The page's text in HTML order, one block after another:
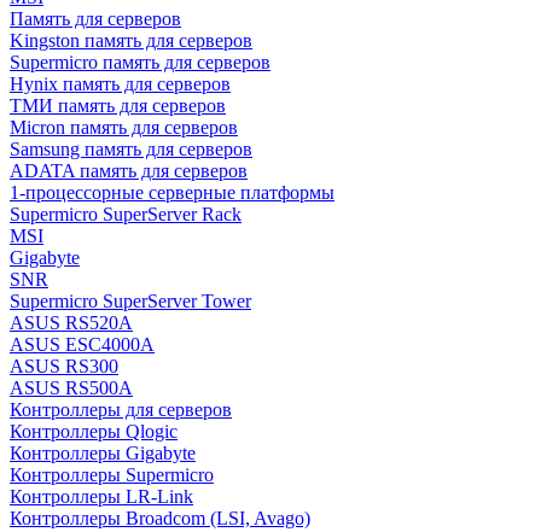
Память для серверов
Kingston память для серверов
Supermicro память для серверов
Hynix память для серверов
ТМИ память для серверов
Micron память для серверов
Samsung память для серверов
ADATA память для серверов
1-процессорные серверные платформы
Supermicro SuperServer Rack
MSI
Gigabyte
SNR
Supermicro SuperServer Tower
ASUS RS520A
ASUS ESC4000A
ASUS RS300
ASUS RS500A
Контроллеры для серверов
Контроллеры Qlogic
Контроллеры Gigabyte
Контроллеры Supermicro
Контроллеры LR-Link
Контроллеры Broadcom (LSI, Avago)